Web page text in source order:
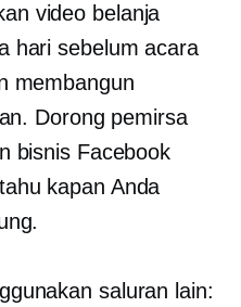
video belanja
hari sebelum acara
membangun
Dorong pemirsa
bisnis Facebook
kapan Anda
saluran lain: